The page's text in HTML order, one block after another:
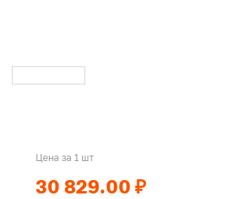
Цена за 1 шт
30 829.00 ₽